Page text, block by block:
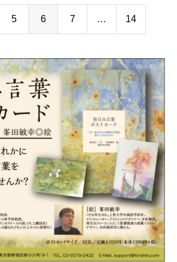
5 6 7 … 14